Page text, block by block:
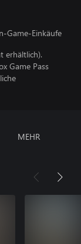
Game-Einkäufe
erhältlich).
Game Pass
MEHR